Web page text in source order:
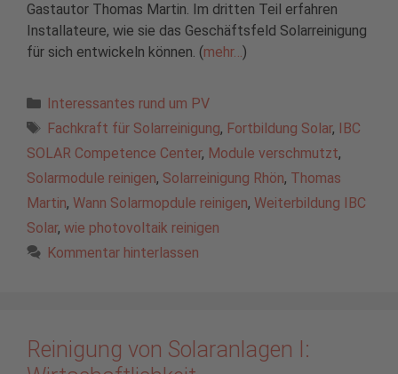
Gastautor Thomas Martin. Im dritten Teil erfahren
Installateure, wie sie das Geschäftsfeld Solarreinigung
für sich entwickeln können. (mehr…)
Kategorien
Interessantes rund um PV
Schlagwörter
Fachkraft für Solarreinigung, Fortbildung Solar,
IBC
SOLAR Competence Center, Module verschmutzt,
Solarmodule reinigen, Solarreinigung Rhön, Thomas
Martin, Wann Solarmopdule reinigen, Weiterbildung IBC
Solar, wie photovoltaik reinigen
Kommentar hinterlassen
Reinigung von Solaranlagen I: